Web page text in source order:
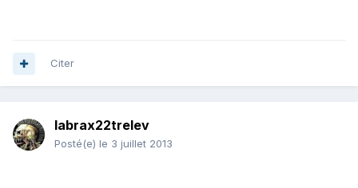
Citer
labrax22trelev
Posté(e) le 3 juillet 2013